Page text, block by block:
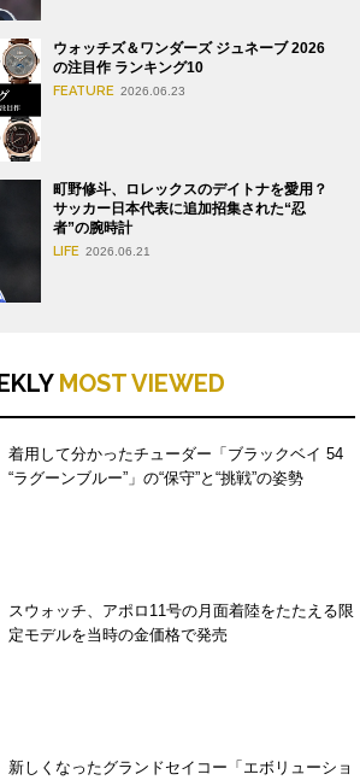
ウォッチズ＆ワンダーズ ジュネーブ 2026
の注目作 ランキング10
FEATURE 2026.06.23
町野修斗、ロレックスのデイトナを愛用？
サッカー日本代表に追加招集された“忍
者”の腕時計
LIFE 2026.06.21
MOST VIEWED
着用して分かったチューダー「ブラックベイ 54
“ラグーンブルー”」の“保守”と“挑戦”の姿勢
スウォッチ、アポロ11号の月面着陸をたたえる限
定モデルを当時の金価格で発売
新しくなったグランドセイコー「エボリューショ